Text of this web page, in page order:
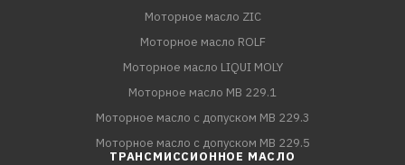
Моторное масло ZIC
Моторное масло ROLF
Моторное масло LIQUI MOLY
Моторное масло MB 229.1
Моторное масло с допуском MB 229.3
Моторное масло с допуском MB 229.5
ТРАНСМИССИОННОЕ МАСЛО